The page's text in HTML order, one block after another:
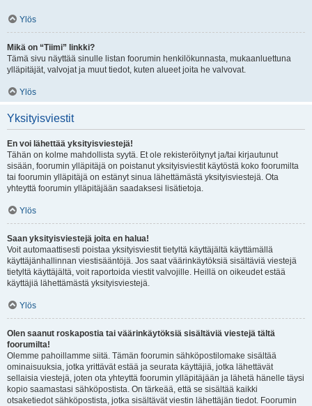
Ylös
Mikä on “Tiimi” linkki?
Tämä sivu näyttää sinulle listan foorumin henkilökunnasta, mukaanluettuna
ylläpitäjät, valvojat ja muut tiedot, kuten alueet joita he valvovat.
Ylös
Yksityisviestit
En voi lähettää yksityisviestejä!
Tähän on kolme mahdollista syytä. Et ole rekisteröitynyt ja/tai kirjautunut
sisään, foorumin ylläpitäjä on poistanut yksityisviestit käytöstä koko foorumilta
tai foorumin ylläpitäjä on estänyt sinua lähettämästä yksityisviestejä. Ota
yhteyttä foorumin ylläpitäjään saadaksesi lisätietoja.
Ylös
Saan yksityisviestejä joita en halua!
Voit automaattisesti poistaa yksityisviestit tietyltä käyttäjältä käyttämällä
käyttäjänhallinnan viestisääntöjä. Jos saat väärinkäytöksiä sisältäviä viestejä
tietyltä käyttäjältä, voit raportoida viestit valvojille. Heillä on oikeudet estää
käyttäjiä lähettämästä yksityisviestejä.
Ylös
Olen saanut roskapostia tai väärinkäytöksiä sisältäviä viestejä tältä
foorumilta!
Olemme pahoillamme siitä. Tämän foorumin sähköpostilomake sisältää
ominaisuuksia, jotka yrittävät estää ja seurata käyttäjiä, jotka lähettävät
sellaisia viestejä, joten ota yhteyttä foorumin ylläpitäjään ja lähetä hänelle täysi
kopio saamastasi sähköpostista. On tärkeää, että se sisältää kaikki
otsaketiedot sähköpostista, jotka sisältävät viestin lähettäjän tiedot. Foorumin